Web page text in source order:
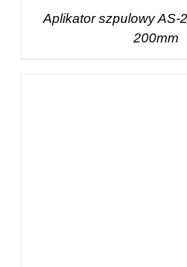
Aplikator szpulowy AS-
200mm